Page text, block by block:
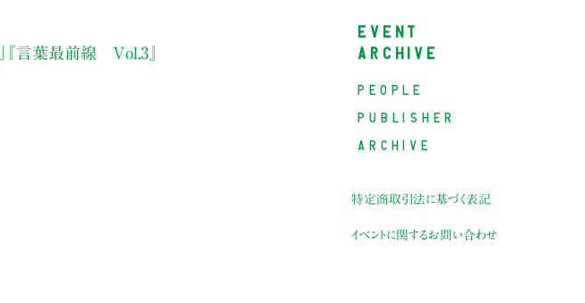
『言葉最前線 Vol.3』
EVENT
ARCHIVE
PEOPLE
PUBLISHER
ARCHIVE
特定商取引法に基づく表記
イベントに関するお問い合わせ